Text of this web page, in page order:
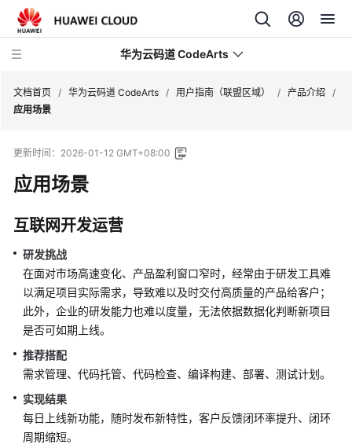
华为云码道 CodeArts
品
介
绍
计
费
说
明
快
速
入
门
用
户
指
文档首页 / 华为云码道 CodeArts / 用户指南（联盟区域） / 产品介绍
/
应用场景
更新时间： 2026-01-12 GMT+08:00
应用场景
互联网开发运营
研发挑战
在面对市场高速变化、产品盈利窗口窄时，经常由于研发工具难
以满足项目实际需求，导致难以及时交付高质量的产品给客户；
此外，企业的研发能力也难以度量，无法依据数据化判断新项目
是否可如期上线。
推荐搭配
需求管理、代码托管、代码检查、编译构建、部署、测试计划。
实现结果
每日上线新功能，随时发布新特性，客户反馈闭环率提升、闭环
周期缩短。